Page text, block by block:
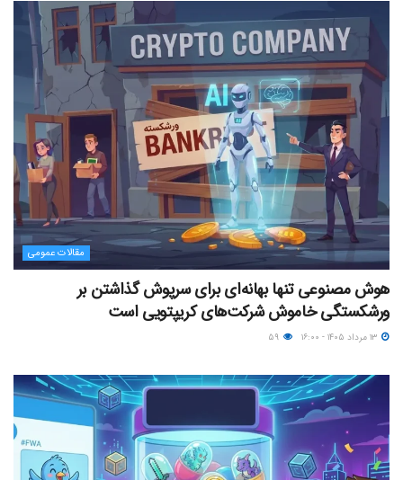
مقالات عمومی
هوش مصنوعی تنها بهانه‌ای برای سرپوش گذاشتن بر
ورشکستگی خاموش شرکت‌های کریپتویی است